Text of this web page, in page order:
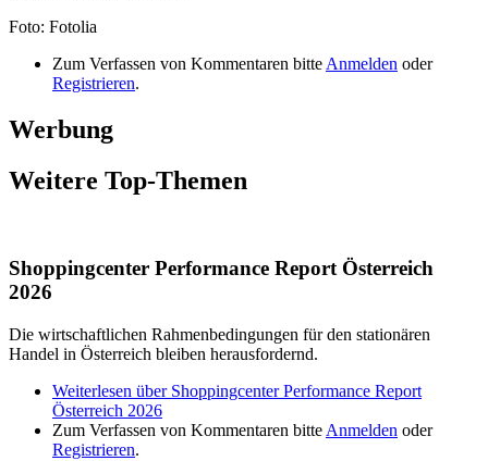
Foto: Fotolia
Zum Verfassen von Kommentaren bitte Anmelden oder
Registrieren.
Werbung
Weitere Top-Themen
Shoppingcenter Performance Report Österreich
2026
Die wirtschaftlichen Rahmenbedingungen für den stationären
Handel in Österreich bleiben herausfordernd.
Weiterlesen über Shoppingcenter Performance Report
Österreich 2026
Zum Verfassen von Kommentaren bitte Anmelden oder
Registrieren.